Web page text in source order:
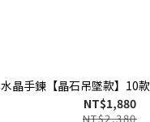
水晶手鍊【晶石吊墜款】10
NT$1,880
NT$2,380